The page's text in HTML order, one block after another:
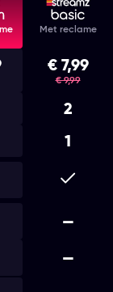
past
Met reclame
€ 7,99
was
€ 9,99
2
1
Niet
—
Niet
—